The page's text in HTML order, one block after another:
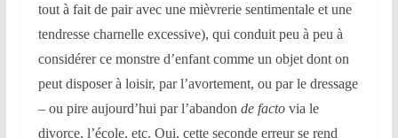
tout à fait de pair avec une mièvrerie sentimentale et une
tendresse charnelle excessive), qui conduit peu à peu à
considérer ce monstre d’enfant comme un objet dont on
peut disposer à loisir, par l’avortement, ou par le dressage
– ou pire aujourd’hui par l’abandon de factovia le
divorce, l’école, etc. Oui, cette seconde erreur se rend